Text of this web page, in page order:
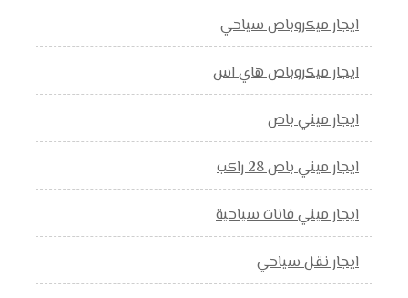
ايجار ميكروباص سياحي
ايجار ميكروباص هاي اس
ايجار ميني باص
ايجار ميني باص 28 راكب
ايجار ميني فانات سياحية
ايجار نقل سياحي